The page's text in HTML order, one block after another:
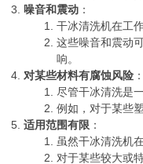
噪音和震动 ：
干冰清洗机在工
这些噪音和震动
响。
对某些材料有腐蚀风险 ：
尽管干冰清洗是
例如，对于某些
适用范围有限 ：
虽然干冰清洗机
对于某些较大或